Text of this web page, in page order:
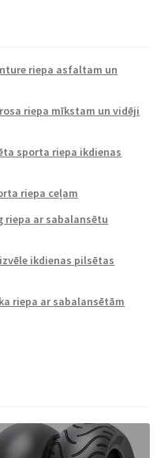
riepa asfaltam un
riepa mīkstam un vidēji
sporta riepa ikdienas
riepa ceļam
riepa ar sabalansētu
ikdienas pilsētas
riepa ar sabalansētām